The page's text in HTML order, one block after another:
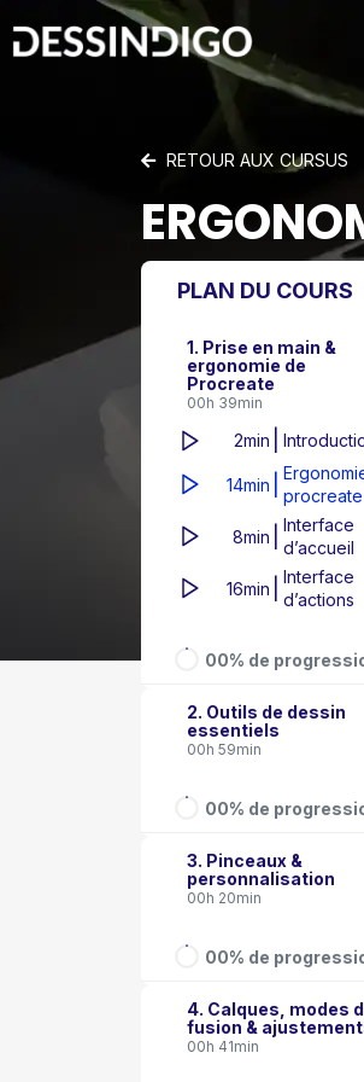
RETOUR AUX CURSUS
PLAN DU COURS
1. Prise en main &
ergonomie de
Procreate
00h 39min
2min
14min
procreate
8min
Interface
d’accueil
16min
Interface
d’actions
00% de
2. Outils de dessin
essentiels
00h 59min
00% de
3. Pinceaux &
personnalisation
00h 20min
00% de
4. Calques, modes
fusion &
00h 41min